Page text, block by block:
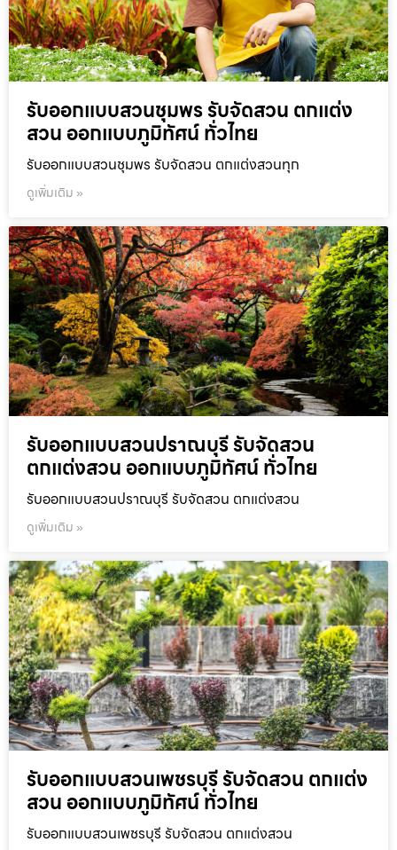
รับออกแบบสวนชุมพร รับจัดสวน ตกแต่ง
สวน ออกแบบภูมิทัศน์ ทั่วไทย
รับออกแบบสวนชุมพร รับจัดสวน ตกแต่งสวนทุก
ดูเพิ่มเติม »
รับออกแบบสวนปราณบุรี รับจัดสวน
ตกแต่งสวน ออกแบบภูมิทัศน์ ทั่วไทย
รับออกแบบสวนปราณบุรี รับจัดสวน ตกแต่งสวน
ดูเพิ่มเติม »
รับออกแบบสวนเพชรบุรี รับจัดสวน ตกแต่ง
สวน ออกแบบภูมิทัศน์ ทั่วไทย
รับออกแบบสวนเพชรบุรี รับจัดสวน ตกแต่งสวน